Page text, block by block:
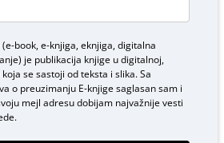
book, e-knjiga, eknjiga, digitalna
je publikacija knjige u digitalnoj,
se sastoji od teksta i slika. Sa
o preuzimanju E-knjigesaglasan sam i
mejl adresu dobijam najvažnije vesti